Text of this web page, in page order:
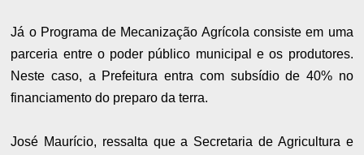
Já o Programa de Mecanização Agrícola consiste em uma
parceria entre o poder público municipal e os produtores.
Neste caso, a Prefeitura entra com subsídio de 40% no
financiamento do preparo da terra.
José Maurício, ressalta que a Secretaria de Agricultura e